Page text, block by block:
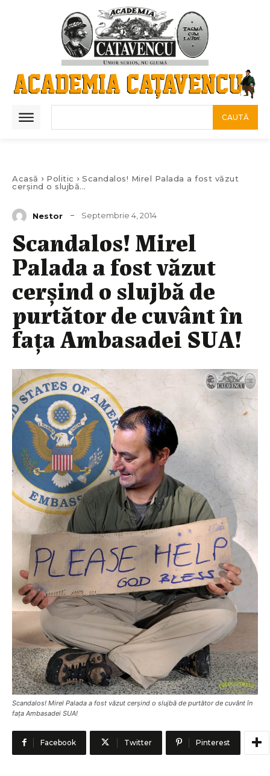
CAUTĂ
Acasă Politic
Scandalos! Mirel Palada a fost văzut
cerşind o slujbă...
Nestor Septembrie 4, 2014
Scandalos! Mirel
Palada a fost văzut
cerşind o slujbă de
purtător de cuvânt în
faţa Ambasadei SUA!
Scandalos! Mirel Palada a fost văzut cerşind o slujbă de purtător de cuvânt în
faţa Ambasadei SUA!
Facebook Twitter Pinterest